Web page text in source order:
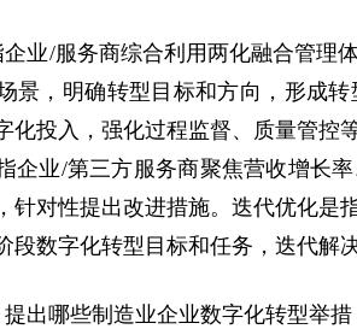
业/服务商综合利用两化融合管理
景，明确转型目标和方向，形成
化投入，强化过程监督、质量管控
企业/第三方服务商聚焦营收增长
针对性提出改进措施。迭代优化是
段数字化转型目标和任务，迭代解
出哪些制造业企业数字化转型举措